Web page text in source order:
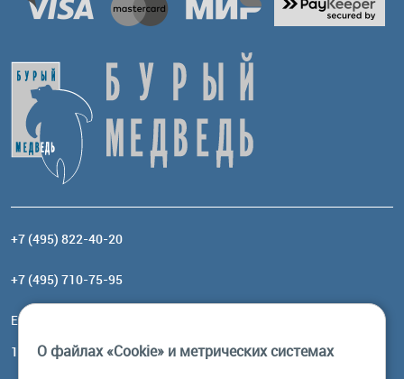
+7 (495) 822-40-20
+7 (495) 710-75-95
Email:
117485, Москва, ул. Профсоюзная, 84/32, корп 1
О файлах «Cookie» и метрических системах